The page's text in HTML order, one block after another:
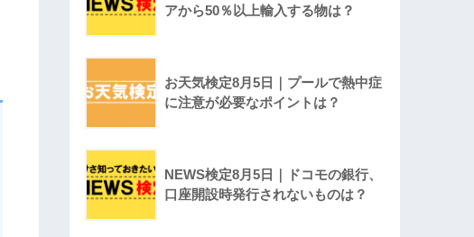
アから50％以上輸入する物は？
お天気検定8月5日｜プールで熱中症
に注意が必要なポイントは？
NEWS検定8月5日｜ドコモの銀行、
口座開設時発行されないものは？